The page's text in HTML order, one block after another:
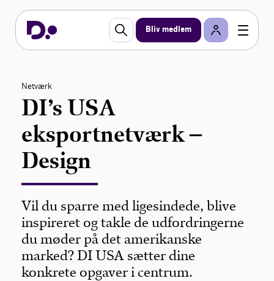
Bliv medlem
Netværk
DI’s USA
eksportnetværk –
Design
Vil du sparre med ligesindede, blive
inspireret og takle de udfordringerne
du møder på det amerikanske
marked? DI USA sætter dine
konkrete opgaver i centrum.